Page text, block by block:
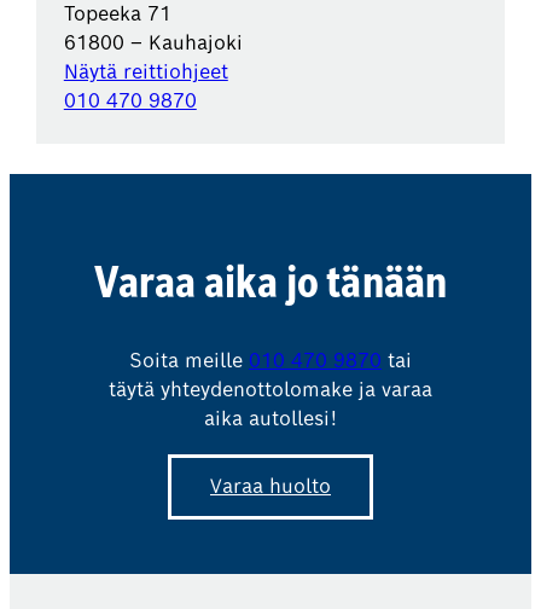
Topeeka 71
61800 – Kauhajoki
Näytä reittiohjeet
010 470 9870
Suupohjan Varaosa ja
Huolto Oy - Bosch Car
Service
61800 - Kauhajoki
Varaa aika jo tänään
Soita meille 010 470 9870 tai
täytä yhteydenottolomake ja varaa
aika autollesi!
Varaa huolto